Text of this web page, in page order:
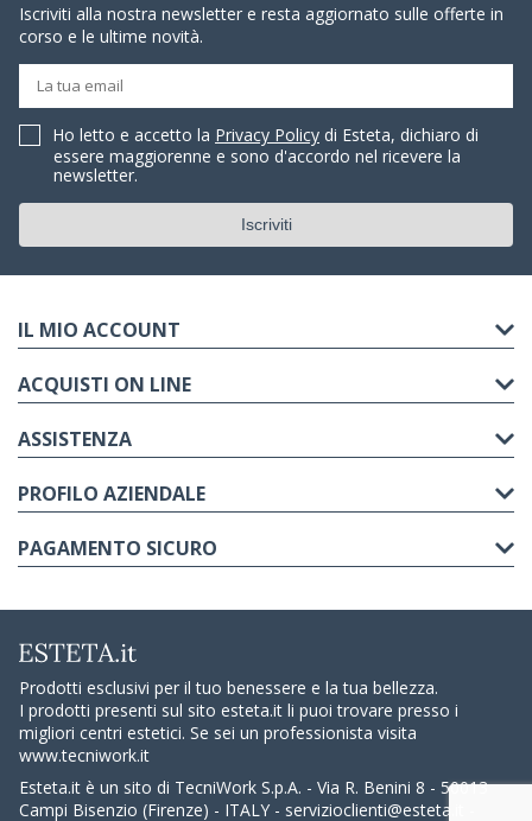
Iscriviti alla nostra newsletter e resta aggiornato sulle offerte in
corso e le ultime novità.
Ho letto e accetto la Privacy Policy di Esteta, dichiaro di
essere maggiorenne e sono d'accordo nel ricevere la
newsletter.
IL MIO ACCOUNT
ACQUISTI ON LINE
ASSISTENZA
PROFILO AZIENDALE
PAGAMENTO SICURO
Prodotti esclusivi per il tuo benessere e la tua bellezza.
I prodotti presenti sul sito esteta.it li puoi trovare presso i
migliori centri estetici. Se sei un professionista visita
www.tecniwork.it
Esteta.it è un sito di TecniWork S.p.A. - Via R. Benini 8 - 50013
Campi Bisenzio (Firenze) - ITALY - servizioclienti@esteta.it